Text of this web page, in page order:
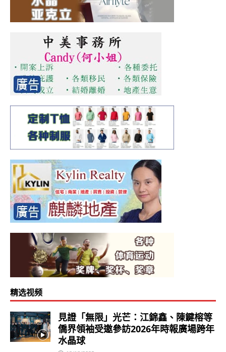
精选视频
見證「無限」光芒：江錦鑫、陳鍵榕等
僑界領袖受邀參訪2026年時報廣場跨年
水晶球